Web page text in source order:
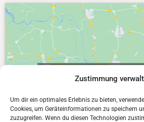
Zustimmung
Um dir ein optimales Erlebnis zu bieten,
Cookies, um Geräteinformationen zu speichern
zuzugreifen. Wenn du diesen Technologien
Klicke hier, um Marketing-